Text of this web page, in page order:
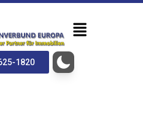
1820